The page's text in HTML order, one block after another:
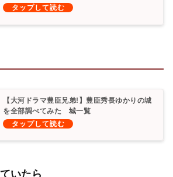
ったのか？年表 相関図
【大河ドラマ豊臣兄弟!】豊臣秀長ゆかりの城
を全部調べてみた 城一覧
いたら